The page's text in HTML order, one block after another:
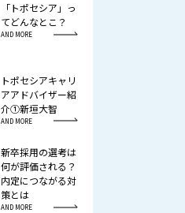
「トポセシア」っ
てどんなとこ？
AND MORE
トポセシアキャリ
アアドバイザー紹
介①新垣大智
AND MORE
新卒採用の選考は
何が評価される？
内定につながる対
策とは
AND MORE